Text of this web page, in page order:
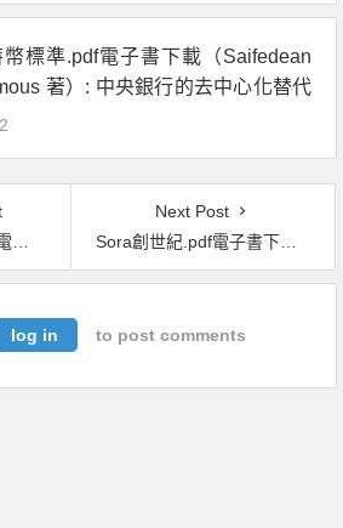
幣標準.pdf電子書下載（Saifedean
著）: 中央銀行的去中心化替代
獲利
Next Post
Sora創世紀.pdf電子書下載（楊艷 著）：ChatGPT智慧時代的教育風暴
log in to post comments